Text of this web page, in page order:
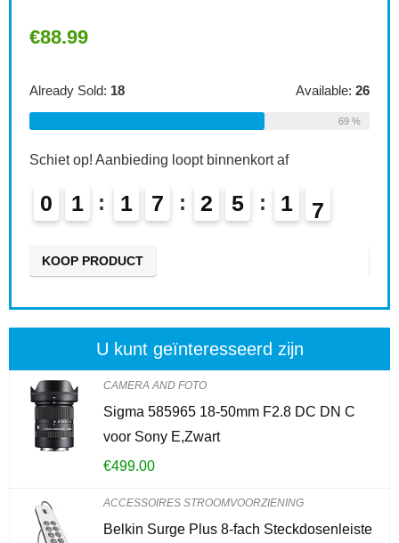
€88.99
Already Sold: 18 Available: 26
69 %
Schiet op! Aanbieding loopt binnenkort af
0 1 1 7 2 5 1 5
6
KOOP PRODUCT
U kunt geïnteresseerd zijn
CAMERA AND FOTO
Sigma 585965 18-50mm F2.8 DC DN C
voor Sony E,Zwart
€499.00
ACCESSOIRES STROOMVOORZIENING
Belkin Surge Plus 8-fach Steckdosenleiste